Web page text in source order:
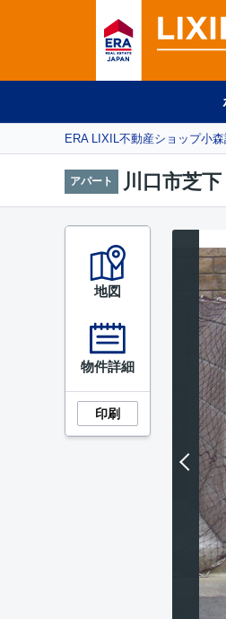
ERA LIXIL不動産ショップ小
アパート 川口市芝
地図
物件詳細
印刷